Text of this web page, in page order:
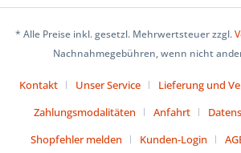
* Alle Preise inkl. gesetzl. Mehrwertsteuer zzgl.
Nachnahmegebühren, wenn nicht
Kontakt Unser Service Lieferung und
Zahlungsmodalitäten
Anfahrt
Shopfehler melden
Kunden-Login